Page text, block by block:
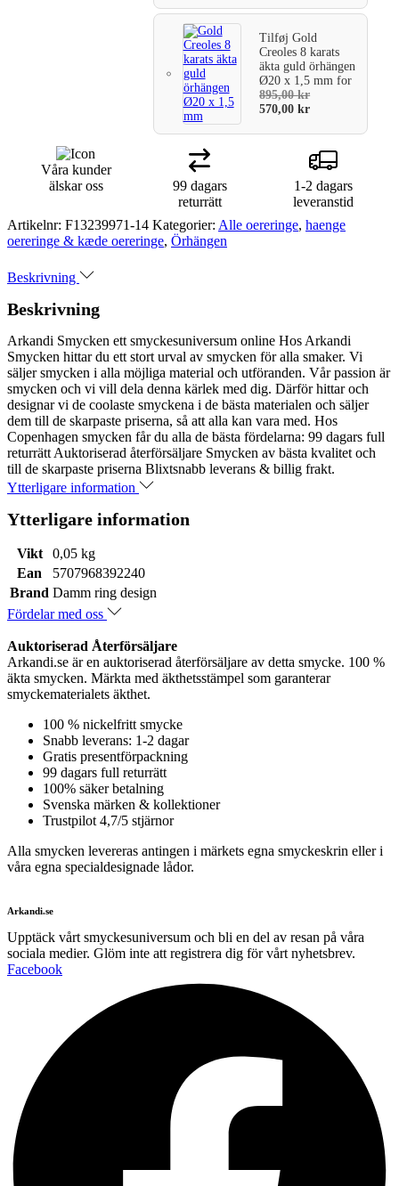
TilføjGold
Creoles 8 karats
äkta guld örhängen
Ø20 x 1,5 mmfor
895,00kr
570,00kr
Våra kunder
älskar oss
99 dagars
returrätt
1-2 dagars
leveranstid
Artikelnr: F13239971-14 Kategorier: Alle oereringe, haenge
oereringe & kæde oereringe, Örhängen
Beskrivning
Beskrivning
Arkandi Smycken ett smyckesuniversum online Hos Arkandi
Smycken hittar du ett stort urval av smycken för alla smaker. Vi
säljer smycken i alla möjliga material och utföranden. Vår passion är
smycken och vi vill dela denna kärlek med dig. Därför hittar och
designar vi de coolaste smyckena i de bästa materialen och säljer
dem till de skarpaste priserna, så att alla kan vara med. Hos
Copenhagen smycken får du alla de bästa fördelarna: 99 dagars full
returrätt Auktoriserad återförsäljare Smycken av bästa kvalitet och
till de skarpaste priserna Blixtsnabb leverans & billig frakt.
Ytterligare information
Ytterligare information
Vikt
0,05 kg
Ean
5707968392240
Brand Damm ring design
Fördelar med oss
Auktoriserad Återförsäljare
Arkandi.se är en auktoriserad återförsäljare av detta smycke. 100 %
äkta smycken. Märkta med äkthetsstämpel som garanterar
smyckematerialets äkthet.
100 % nickelfritt smycke
Snabb leverans: 1-2 dagar
Gratis presentförpackning
99 dagars full returrätt
100% säker betalning
Svenska märken & kollektioner
Trustpilot 4,7/5 stjärnor
Alla smycken levereras antingen i märkets egna smyckeskrin eller i
våra egna specialdesignade lådor.
Arkandi.se
Upptäck vårt smyckesuniversum och bli en del av resan på våra
sociala medier. Glöm inte att registrera dig för vårt nyhetsbrev.
Facebook